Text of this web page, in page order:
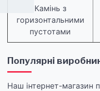
Камінь з
горизонтальними
пустотами
Популярні
Наш інтернет-магазин